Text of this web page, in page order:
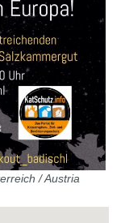
/ Austria